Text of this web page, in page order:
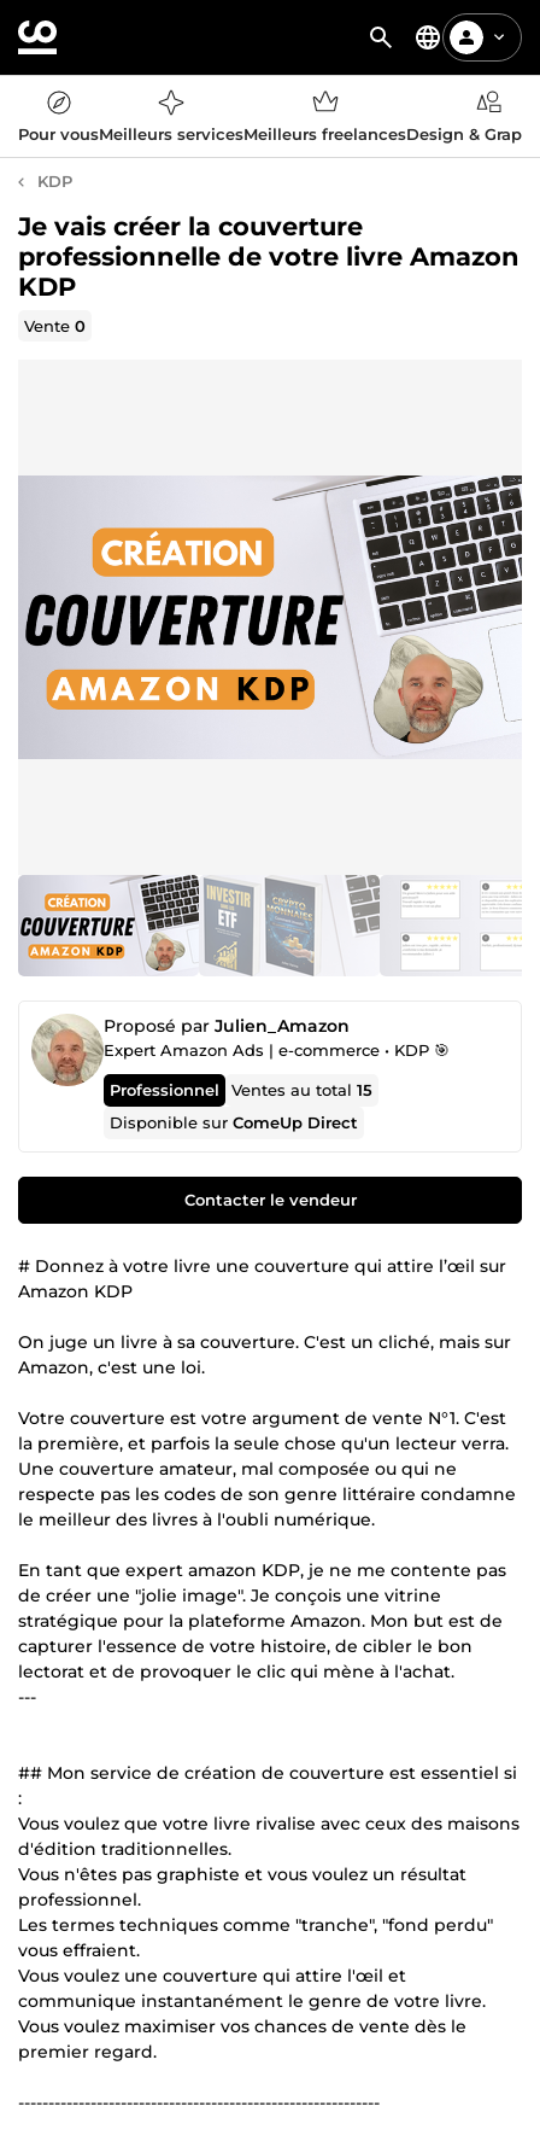
Pour vousMeilleurs servicesMeilleurs freelancesDesign &
KDP
Je vais créer la couverture
professionnelle de votre livre Amazon
KDP
Vente0
Proposé par Julien_Amazon
Expert Amazon Ads | e-commerce • KDP 🎯
Professionnel Ventes au total15
Disponible surComeUp Direct
Contacter le vendeur
# Donnez à votre livre une couverture qui attire l’œil sur
Amazon KDP
On juge un livre à sa couverture. C'est un cliché, mais sur
Amazon, c'est une loi.
Votre couverture est votre argument de vente N°1. C'est
la première, et parfois la seule chose qu'un lecteur verra.
Une couverture amateur, mal composée ou qui ne
respecte pas les codes de son genre littéraire condamne
le meilleur des livres à l'oubli numérique.
En tant que expert amazon KDP, je ne me contente pas
de créer une "jolie image". Je conçois une vitrine
stratégique pour la plateforme Amazon. Mon but est de
capturer l'essence de votre histoire, de cibler le bon
lectorat et de provoquer le clic qui mène à l'achat.
---
## Mon service de création de couverture est essentiel si
:
Vous voulez que votre livre rivalise avec ceux des maisons
d'édition traditionnelles.
Vous n'êtes pas graphiste et vous voulez un résultat
professionnel.
Les termes techniques comme "tranche", "fond perdu"
vous effraient.
Vous voulez une couverture qui attire l'œil et
communique instantanément le genre de votre livre.
Vous voulez maximiser vos chances de vente dès le
premier regard.
------------------------------------------------------------